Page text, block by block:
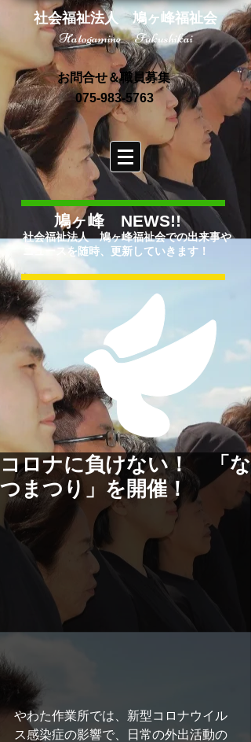
社会福祉法人 鳩ヶ峰福祉会
Hatogamine Fukushikai
075-983-5763
お問合せ＆職員募集
鳩ヶ峰 NEWS!!
社会福祉法人 鳩ヶ峰福祉会での出来事や
ニュースを随時、更新していきます！
コロナに負けない！ 「な
つまつり」を開催！
やわた作業所では、新型コロナウイル
ス感染症の影響で、日常の外出活動の